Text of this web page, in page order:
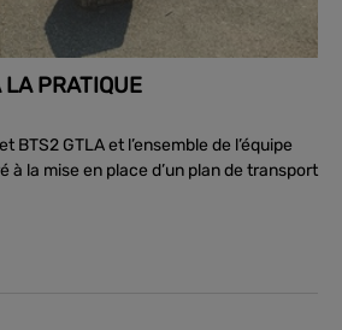
LA PRATIQUE
BTS2 GTLA et l’ensemble de l’équipe
la mise en place d’un plan de transport